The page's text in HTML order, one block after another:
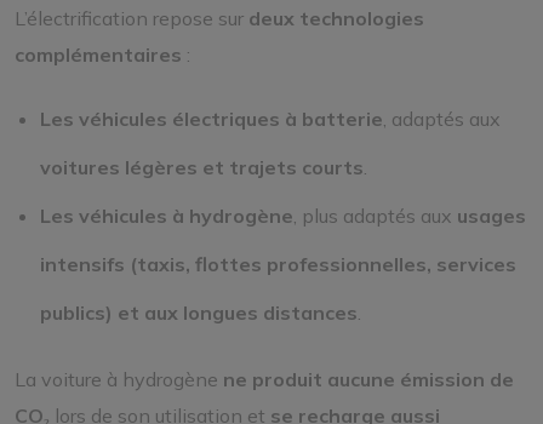
L’électrification repose sur deux technologies
complémentaires :
Les véhicules électriques à batterie , adaptés aux
voitures légères et trajets courts
Les véhicules à hydrogène , plus adaptés aux usages
intensifs (taxis, flottes professionnelles, services
publics) et aux longues distances
La voiture à hydrogène ne produit aucune émission de
CO₂ lors de son utilisation et se recharge aussi